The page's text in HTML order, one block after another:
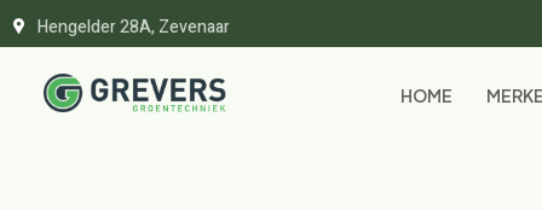
Hengelder 28A, Zevenaar
HOME